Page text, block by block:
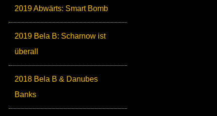
2019 Abwärts: Smart Bomb
2019 Bela B: Scharnow ist
überall
2018 Bela B & Danubes
Banks